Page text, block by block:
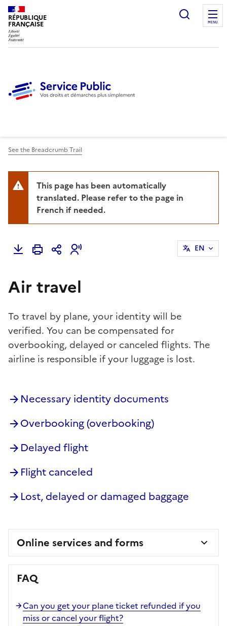
RÉPUBLIQUE
FRANÇAISE
Ouvrir
MENU
See the Breadcrumb Trail
This page has been automatically
translated. Please refer to the page in
French if needed.
EN
Air travel
To travel by plane, your identity will be
verified. You can be compensated for
overbooking, delayed or canceled flights. The
airline is responsible if your luggage is lost.
Necessary identity documents
Overbooking (overbooking)
Delayed flight
Flight canceled
Lost, delayed or damaged baggage
Online services and forms
FAQ
Can you get your plane ticket refunded if you
miss or cancel your flight?